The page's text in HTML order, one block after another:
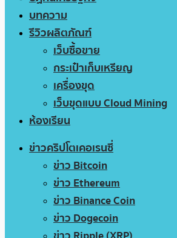
บทความ
รีวิวผลิตภัณฑ์
เว็บซื้อขาย
กระเป๋าเก็บเหรียญ
เครื่องขุด
เว็บขุดแบบ Cloud Mining
ห้องเรียน
ข่าวคริปโตเคอเรนซี่
ข่าว Bitcoin
ข่าว Ethereum
ข่าว Binance Coin
ข่าว Dogecoin